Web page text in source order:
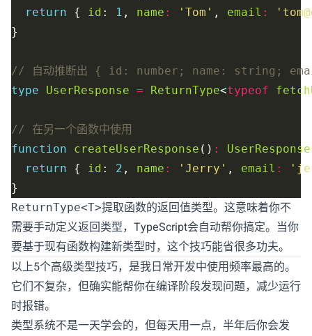
return { id : 1 , name : 'Tom' , email :
type UserResponse = ReturnType<typeof
function
createUserResponse () :
UserResponse
return { id : 2 , name : 'Jerry' , email :
ReturnType<T>提取函数的返回值类型。这意味着你不
需要手动定义返回类型，TypeScript会自动帮你搞定。当你
要基于现有函数构建新类型时，这个技巧能省很多功夫。
以上5个高级类型技巧，是我日常开发中使用频率最高的。
它们不复杂，但确实能帮你在编译阶段发现问题，减少运行
时报错。
类型系统不是一天学会的，但每天用一点，半年后你会发